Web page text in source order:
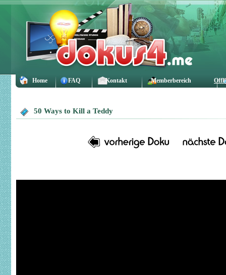
Home FAQ Kontakt Memberbereich
50 Ways to Kill a Teddy